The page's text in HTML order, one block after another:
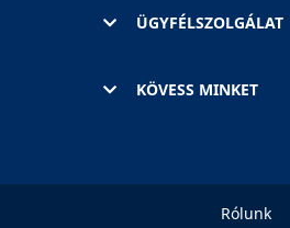
ÜGYFÉLSZOLGÁLAT
KÖVESS MINKET
Rólunk